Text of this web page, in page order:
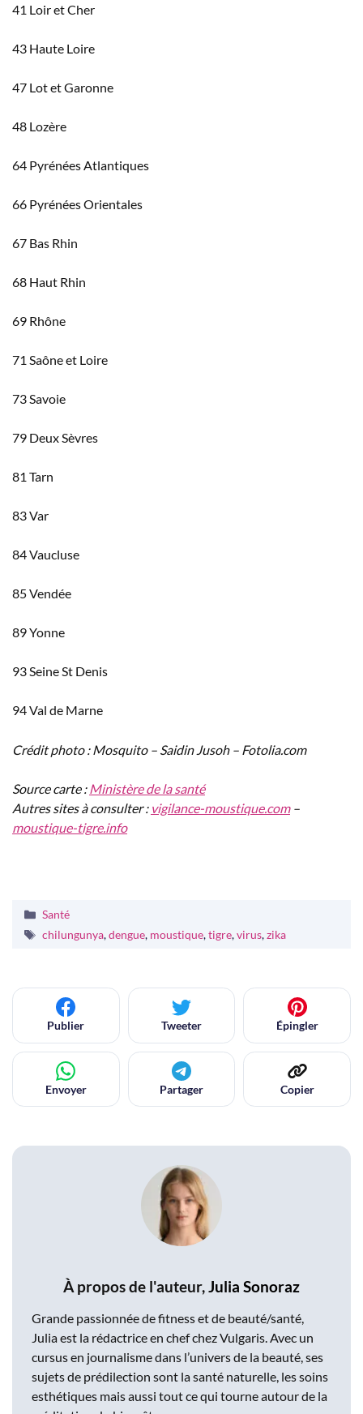
41 Loir et Cher
43 Haute Loire
47 Lot et Garonne
48 Lozère
64 Pyrénées Atlantiques
66 Pyrénées Orientales
67 Bas Rhin
68 Haut Rhin
69 Rhône
71 Saône et Loire
73 Savoie
79 Deux Sèvres
81 Tarn
83 Var
84 Vaucluse
85 Vendée
89 Yonne
93 Seine St Denis
94 Val de Marne
Crédit photo : Mosquito – Saidin Jusoh – Fotolia.com
Source carte :Ministère de la santé
Autres sites à consulter : vigilance-moustique.com–
moustique-tigre.info
Catégories
Santé
Étiquettes
chilungunya,dengue, moustique,tigre,virus,zika
Publier Tweeter Épingler
Envoyer Partager Copier
À propos de l'auteur,Julia Sonoraz
Grande passionnée de fitness et de beauté/santé,
Julia est la rédactrice en chef chez Vulgaris. Avec un
cursus en journalisme dans l’univers de la beauté, ses
sujets de prédilection sont la santé naturelle, les soins
esthétiques mais aussi tout ce qui tourne autour de la